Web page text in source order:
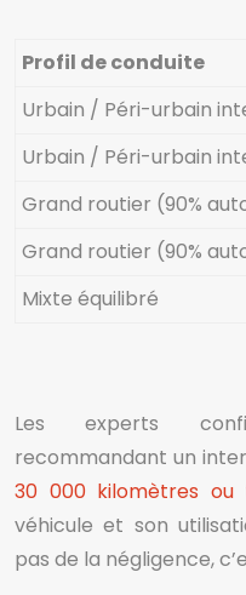
Profil de conduite
Urbain / Péri-urbain
Urbain / Péri-urbain
Grand routier (90%
Grand routier (90%
Mixte équilibré
Les experts
recommandant un
30 000 kilomètres ou
véhicule et son
pas de la négligence,